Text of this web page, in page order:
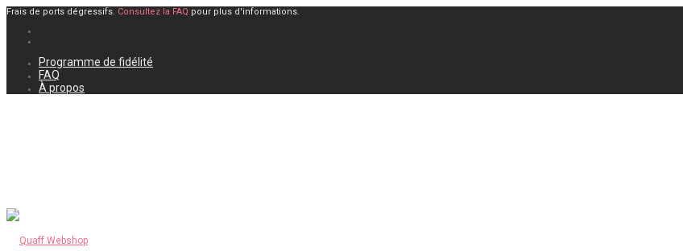
Frais de ports dégressifs. Consultez la FAQ pour plus d'informations.
Programme de fidélité
FAQ
À propos